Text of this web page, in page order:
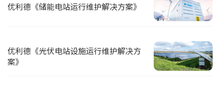
优利德《储能电站运行维护解决方案》
优利德《光伏电站设施运行维护解决方
案》